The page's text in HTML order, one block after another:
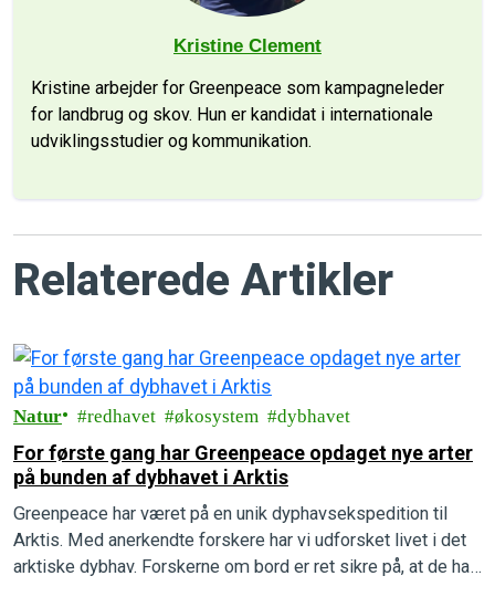
Kristine Clement
Kristine arbejder for Greenpeace som kampagneleder
for landbrug og skov. Hun er kandidat i internationale
udviklingsstudier og kommunikation.
Relaterede Artikler
Natur redhavet økosystem dybhavet
For første gang har Greenpeace opdaget nye arter
på bunden af dybhavet i Arktis
Greenpeace har været på en unik dyphavsekspedition til
Arktis. Med anerkendte forskere har vi udforsket livet i det
arktiske dybhav. Forskerne om bord er ret sikre på, at de har